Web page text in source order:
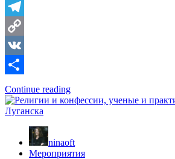
Telegram
Copy
Link
VK
Отправить
Continue reading
ninaoft
Мероприятия